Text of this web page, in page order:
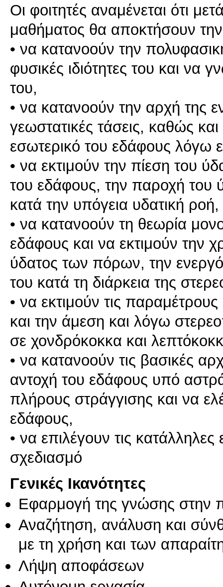
Οι φοιτητές αναμένεται ότι
μαθήματος θα αποκτήσουν την
• να κατανοούν την
φυσικές ιδιότητες του και να
του,
• να κατανοούν την αρχή της
γεωστατικές τάσεις, καθώς
εσωτερικό του εδάφους λόγω
• να εκτιμούν την πίεση του
του εδάφους, την παροχή του
κατά την υπόγεια υδατική ροή,
• να κατανοούν τη θεωρία
εδάφους και να εκτιμούν την
ύδατος των πόρων, την
του κατά τη διάρκεια της
• να εκτιμούν τις
και την άμεση και λόγω
σε χονδρόκοκκα και
• να κατανοούν τις βασικές
αντοχή του εδάφους υπό
πλήρους στράγγισης και να
εδάφους,
• να επιλέγουν τις
Γενικές Ικανότητες
Εφαρμογή της γνώσης στην
Αναζήτηση, ανάλυση και
με τη χρήση και των
Λήψη αποφάσεων